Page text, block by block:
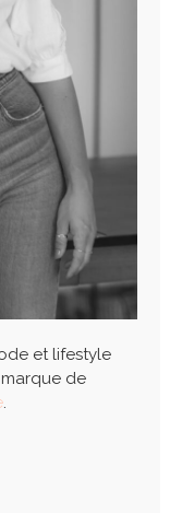
et lifestyle
marque de
.